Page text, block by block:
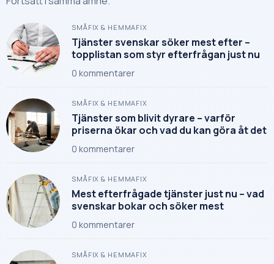
SMÅFIX & HEMMAFIX
Tjänster svenskar söker mest efter –
topplistan som styr efterfrågan just nu
0 kommentarer
SMÅFIX & HEMMAFIX
Tjänster som blivit dyrare – varför
priserna ökar och vad du kan göra åt det
0 kommentarer
SMÅFIX & HEMMAFIX
Mest efterfrågade tjänster just nu – vad
svenskar bokar och söker mest
0 kommentarer
SMÅFIX & HEMMAFIX